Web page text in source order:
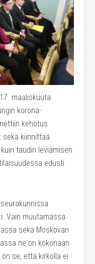
maaliskuuta
korona-
kehotus
sekä kiinnittää
taudin leviämisen
edusti
Vain muutamassa
sekä Moskovan
ne on kokonaan
se, että kirkolla ei